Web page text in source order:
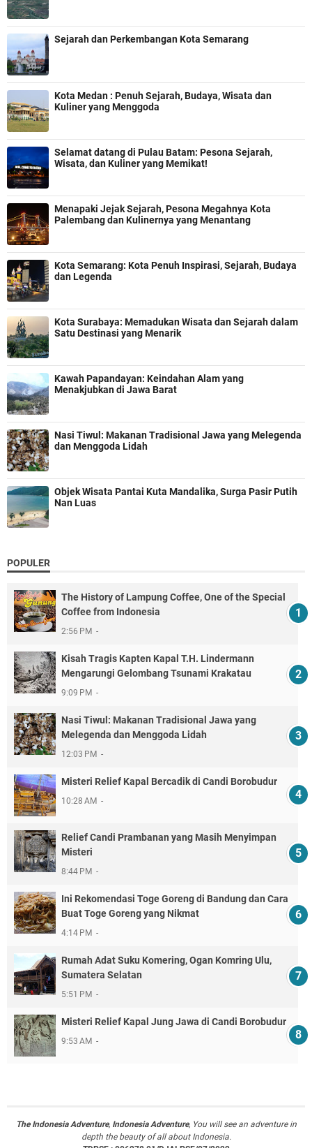
Sejarah dan Perkembangan Kota Semarang
Kota Medan : Penuh Sejarah, Budaya, Wisata dan
Kuliner yang Menggoda
Selamat datang di Pulau Batam: Pesona Sejarah,
Wisata, dan Kuliner yang Memikat!
Menapaki Jejak Sejarah, Pesona Megahnya Kota
Palembang dan Kulinernya yang Menantang
Kota Semarang: Kota Penuh Inspirasi, Sejarah, Budaya
dan Legenda
Kota Surabaya: Memadukan Wisata dan Sejarah dalam
Satu Destinasi yang Menarik
Kawah Papandayan: Keindahan Alam yang
Menakjubkan di Jawa Barat
Nasi Tiwul: Makanan Tradisional Jawa yang Melegenda
dan Menggoda Lidah
Objek Wisata Pantai Kuta Mandalika, Surga Pasir Putih
Nan Luas
POPULER
The History of Lampung Coffee, One of the Special
Coffee from Indonesia
2:56 PM
Kisah Tragis Kapten Kapal T.H. Lindermann
Mengarungi Gelombang Tsunami Krakatau
9:09 PM
Nasi Tiwul: Makanan Tradisional Jawa yang
Melegenda dan Menggoda Lidah
12:03 PM
Misteri Relief Kapal Bercadik di Candi Borobudur
10:28 AM
Relief Candi Prambanan yang Masih Menyimpan
Misteri
8:44 PM
Ini Rekomendasi Toge Goreng di Bandung dan Cara
Buat Toge Goreng yang Nikmat
4:14 PM
Rumah Adat Suku Komering, Ogan Komring Ulu,
Sumatera Selatan
5:51 PM
Misteri Relief Kapal Jung Jawa di Candi Borobudur
9:53 AM
The Indonesia Adventure, Indonesia Adventure, You will see an adventure in
depth the beauty of all about Indonesia.